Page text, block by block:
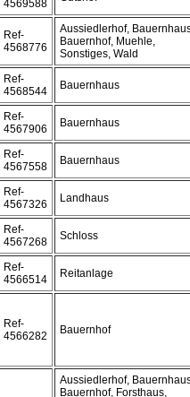
4569588
Ref-
4568776
Aussiedlerhof,
Bauernhof, Muehle,
Sonstiges, Wald
Ref-
4568544
Bauernhaus
Ref-
4567906
Bauernhaus
Ref-
4567558
Bauernhaus
Ref-
4567326
Landhaus
Ref-
4567268
Schloss
Ref-
4566514
Reitanlage
Ref-
4566282
Bauernhof
Aussiedlerhof,
Bauernhof, Forsthaus,